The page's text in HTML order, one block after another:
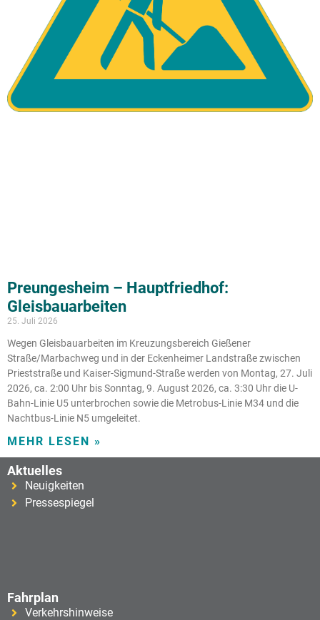
Preungesheim – Hauptfriedhof:
Gleisbauarbeiten
25. Juli 2026
Wegen Gleisbauarbeiten im Kreuzungsbereich Gießener
Straße/Marbachweg und in der Eckenheimer Landstraße zwischen
Prieststraße und Kaiser-Sigmund-Straße werden von Montag, 27. Juli
2026, ca. 2:00 Uhr bis Sonntag, 9. August 2026, ca. 3:30 Uhr die U-
Bahn-Linie U5 unterbrochen sowie die Metrobus-Linie M34 und die
Nachtbus-Linie N5 umgeleitet.
MEHR LESEN »
Aktuelles
Neuigkeiten
Pressespiegel
Fahrplan
Verkehrshinweise